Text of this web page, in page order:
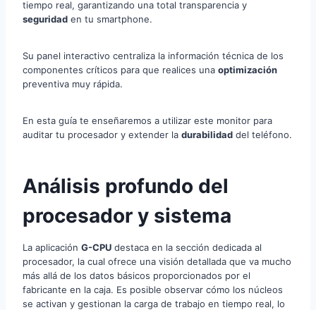
tiempo real, garantizando una total transparencia y
seguridad en tu smartphone.
Su panel interactivo centraliza la información técnica de los
componentes críticos para que realices una optimización
preventiva muy rápida.
En esta guía te enseñaremos a utilizar este monitor para
auditar tu procesador y extender la durabilidad del teléfono.
Análisis profundo del
procesador y sistema
La aplicación G-CPU destaca en la sección dedicada al
procesador, la cual ofrece una visión detallada que va mucho
más allá de los datos básicos proporcionados por el
fabricante en la caja. Es posible observar cómo los núcleos
se activan y gestionan la carga de trabajo en tiempo real, lo